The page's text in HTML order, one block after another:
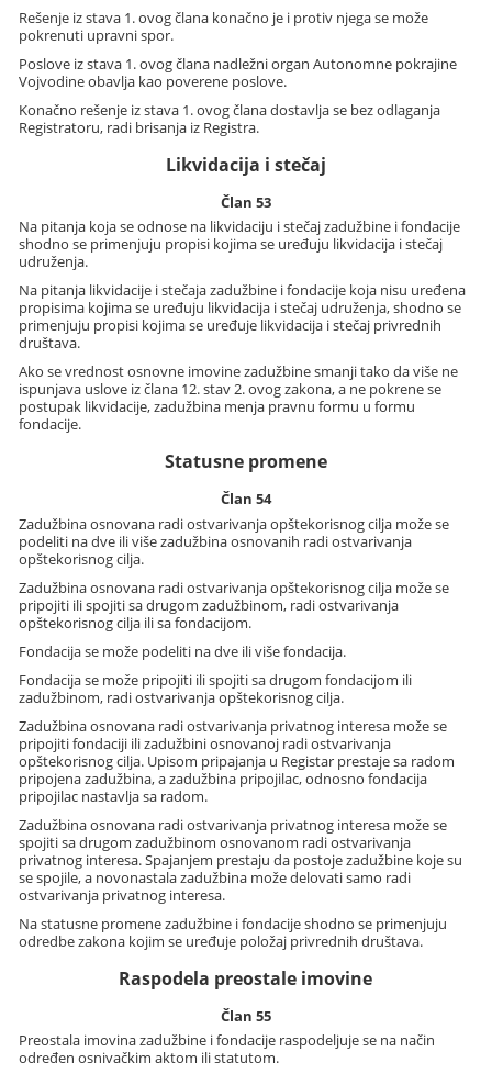
Rešenje iz stava 1. ovog člana konačno je i protiv njega se može
pokrenuti upravni spor.
Poslove iz stava 1. ovog člana nadležni organ Autonomne pokrajine
Vojvodine obavlja kao poverene poslove.
Konačno rešenje iz stava 1. ovog člana dostavlja se bez odlaganja
Registratoru, radi brisanja iz Registra.
Likvidacija i stečaj
Član 53
Na pitanja koja se odnose na likvidaciju i stečaj zadužbine i fondacije
shodno se primenjuju propisi kojima se uređuju likvidacija i stečaj
udruženja.
Na pitanja likvidacije i stečaja zadužbine i fondacije koja nisu uređena
propisima kojima se uređuju likvidacija i stečaj udruženja, shodno se
primenjuju propisi kojima se uređuje likvidacija i stečaj privrednih
društava.
Ako se vrednost osnovne imovine zadužbine smanji tako da više ne
ispunjava uslove iz člana 12. stav 2. ovog zakona, a ne pokrene se
postupak likvidacije, zadužbina menja pravnu formu u formu
fondacije.
Statusne promene
Član 54
Zadužbina osnovana radi ostvarivanja opštekorisnog cilja može se
podeliti na dve ili više zadužbina osnovanih radi ostvarivanja
opštekorisnog cilja.
Zadužbina osnovana radi ostvarivanja opštekorisnog cilja može se
pripojiti ili spojiti sa drugom zadužbinom, radi ostvarivanja
opštekorisnog cilja ili sa fondacijom.
Fondacija se može podeliti na dve ili više fondacija.
Fondacija se može pripojiti ili spojiti sa drugom fondacijom ili
zadužbinom, radi ostvarivanja opštekorisnog cilja.
Zadužbina osnovana radi ostvarivanja privatnog interesa može se
pripojiti fondaciji ili zadužbini osnovanoj radi ostvarivanja
opštekorisnog cilja. Upisom pripajanja u Registar prestaje sa radom
pripojena zadužbina, a zadužbina pripojilac, odnosno fondacija
pripojilac nastavlja sa radom.
Zadužbina osnovana radi ostvarivanja privatnog interesa može se
spojiti sa drugom zadužbinom osnovanom radi ostvarivanja
privatnog interesa. Spajanjem prestaju da postoje zadužbine koje su
se spojile, a novonastala zadužbina može delovati samo radi
ostvarivanja privatnog interesa.
Na statusne promene zadužbine i fondacije shodno se primenjuju
odredbe zakona kojim se uređuje položaj privrednih društava.
Raspodela preostale imovine
Član 55
Preostala imovina zadužbine i fondacije raspodeljuje se na način
određen osnivačkim aktom ili statutom.